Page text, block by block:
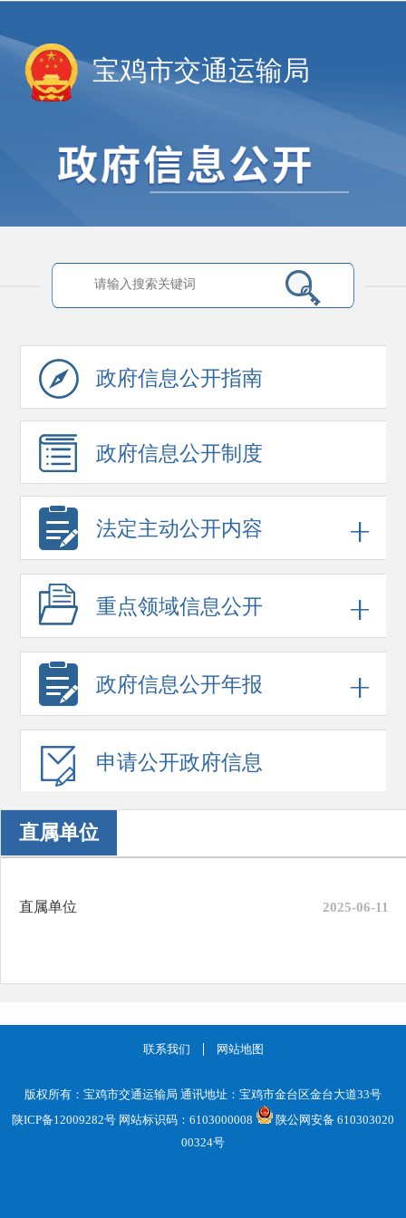
宝鸡市交通运输局
政府信息公开指南
政府信息公开制度
法定主动公开内容
重点领域信息公开
政府信息公开年报
申请公开政府信息
直属单位
直属单位 2025-06-11
联系我们 网站地图
版权所有：宝鸡市交通运输局 通讯地址：宝鸡市金台区金台大道33号
陕ICP备12009282号 网站标识码：6103000008
陕公网安备 610303020
00324号